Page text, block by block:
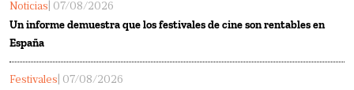
Noticias | 07/08/2026
Un informe demuestra que los festivales de cine son rentables en
España
Festivales | 07/08/2026